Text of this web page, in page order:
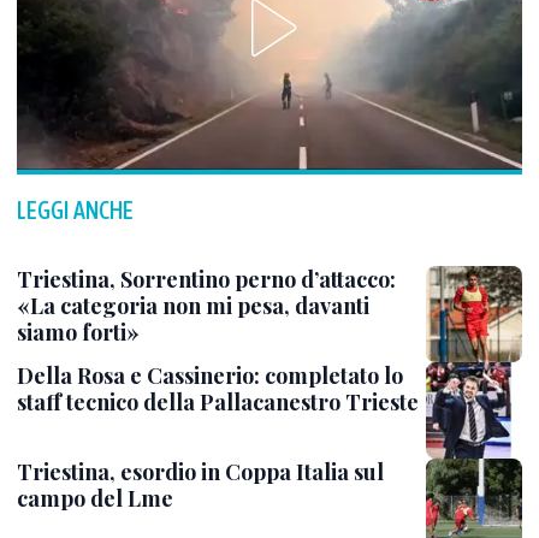
LEGGI ANCHE
Triestina, Sorrentino perno d’attacco:
«La categoria non mi pesa, davanti
siamo forti»
Della Rosa e Cassinerio: completato lo
staff tecnico della Pallacanestro Trieste
Triestina, esordio in Coppa Italia sul
campo del Lme